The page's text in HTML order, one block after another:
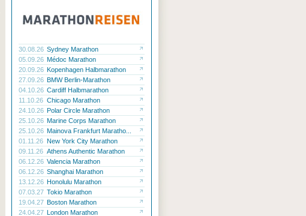
30.08.26 Sydney Marathon
05.09.26 Médoc Marathon
20.09.26 Kopenhagen Halbmarathon
27.09.26 BMW Berlin-Marathon
04.10.26 Cardiff Halbmarathon
11.10.26 Chicago Marathon
24.10.26 Polar Circle Marathon
25.10.26 Marine Corps Marathon
25.10.26 Mainova Frankfurt Maratho...
01.11.26 New York City Marathon
09.11.26 Athens Authentic Marathon
06.12.26 Valencia Marathon
06.12.26 Shanghai Marathon
13.12.26 Honolulu Marathon
07.03.27 Tokio Marathon
19.04.27 Boston Marathon
24.04.27 London Marathon